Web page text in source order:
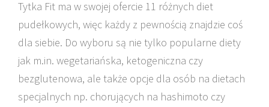
Tytka Fit ma w swojej ofercie 11 różnych diet
pudełkowych, więc każdy z pewnością znajdzie coś
dla siebie. Do wyboru są nie tylko popularne diety
jak m.in. wegetariańska, ketogeniczna czy
bezglutenowa, ale także opcje dla osób na dietach
specjalnych np. chorujących na hashimoto czy